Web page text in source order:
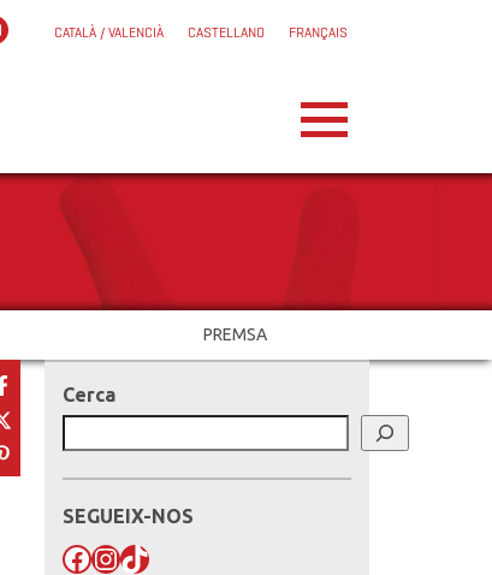
CATALÀ / VALENCIÀ CASTELLANO FRANÇAIS
PREMSA
Cerca
SEGUEIX-NOS
Facebook
Instagram
TikTok